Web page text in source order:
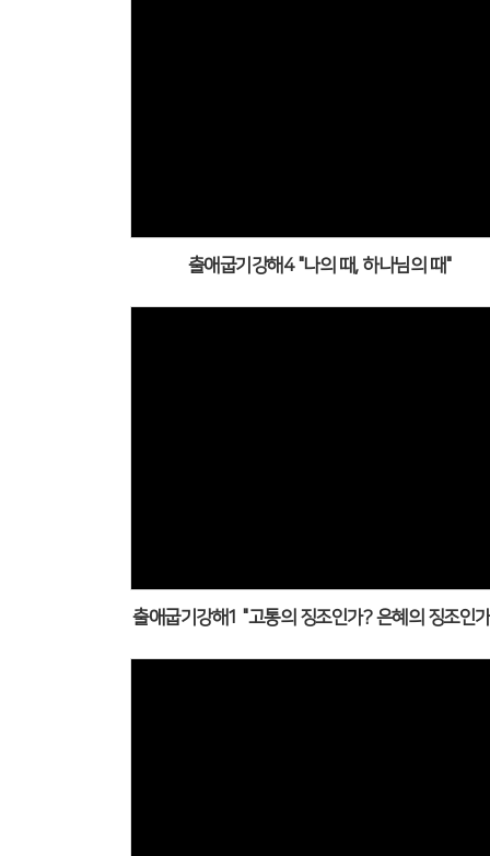
출애굽기강해4 "나의 때, 하나님의 때"
출애굽기강해1 "고통의 징조인가? 은혜의 징조인